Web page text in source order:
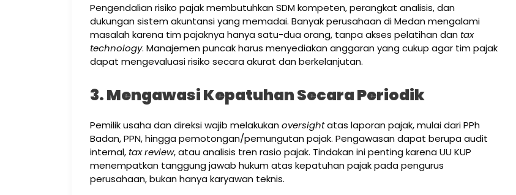
Pengendalian risiko pajak membutuhkan SDM kompeten, perangkat analisis, dan
dukungan sistem akuntansi yang memadai. Banyak perusahaan di Medan mengalami
masalah karena tim pajaknya hanya satu-dua orang, tanpa akses pelatihan dan tax
technology. Manajemen puncak harus menyediakan anggaran yang cukup agar tim pajak
dapat mengevaluasi risiko secara akurat dan berkelanjutan.
3. Mengawasi Kepatuhan Secara Periodik
Pemilik usaha dan direksi wajib melakukanoversightatas laporan pajak, mulai dari PPh
Badan, PPN, hingga pemotongan/pemungutan pajak. Pengawasan dapat berupa audit
internal, tax review, atau analisis tren rasio pajak. Tindakan ini penting karena UU KUP
menempatkan tanggung jawab hukum atas kepatuhan pajak pada pengurus
perusahaan, bukan hanya karyawan teknis.